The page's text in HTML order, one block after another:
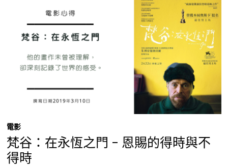
電影
梵谷：在永恆之門 – 恩賜的得時與不
得時